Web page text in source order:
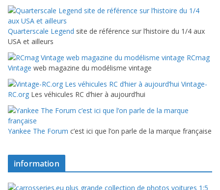
Quarterscale Legend site de référence sur l’histoire du 1/4 aux
USA et ailleurs
RCmag
Vintage web magazine du modélisme vintage
Vintage-
RC.org Les véhicules RC d’hier à aujourd’hui
Yankee The Forum c’est ici que l’on parle de la marque française
information